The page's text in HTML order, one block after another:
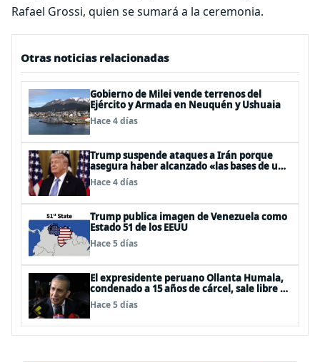
Rafael Grossi, quien se sumará a la ceremonia.
Otras noticias relacionadas
Gobierno de Milei vende terrenos del
Ejército y Armada en Neuquén y Ushuaia
Hace 4 días
Trump suspende ataques a Irán porque
asegura haber alcanzado «las bases de un
acuerdo»
Hace 4 días
Trump publica imagen de Venezuela como
Estado 51 de los EEUU
Hace 5 días
El expresidente peruano Ollanta Humala,
condenado a 15 años de cárcel, sale libre al
anularse su caso
Hace 5 días